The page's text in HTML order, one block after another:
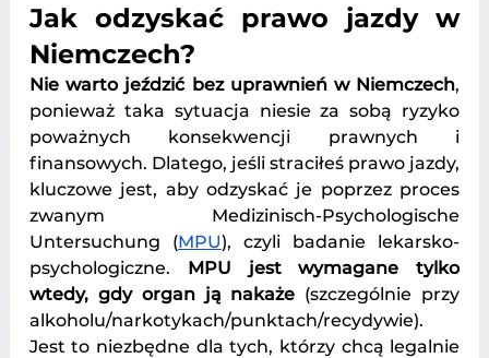
Jak odzyskać prawo jazdy w
Niemczech?
Nie warto jeździć bez uprawnień w Niemczech,
ponieważ taka sytuacja niesie za sobą ryzyko
poważnych konsekwencji prawnych i
finansowych. Dlatego, jeśli straciłeś prawo jazdy,
kluczowe jest, aby odzyskać je poprzez proces
zwanym Medizinisch-Psychologische
Untersuchung (MPU), czyli badanie lekarsko-
psychologiczne. MPU jest wymagane tylko
wtedy, gdy organ ją nakaże (szczególnie przy
alkoholu/narkotykach/punktach/recydywie).
Jest to niezbędne dla tych, którzy chcą legalnie